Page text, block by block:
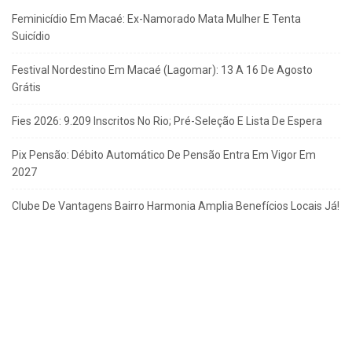
Feminicídio Em Macaé: Ex-Namorado Mata Mulher E Tenta
Suicídio
Festival Nordestino Em Macaé (Lagomar): 13 A 16 De Agosto
Grátis
Fies 2026: 9.209 Inscritos No Rio; Pré-Seleção E Lista De Espera
Pix Pensão: Débito Automático De Pensão Entra Em Vigor Em
2027
Clube De Vantagens Bairro Harmonia Amplia Benefícios Locais Já!